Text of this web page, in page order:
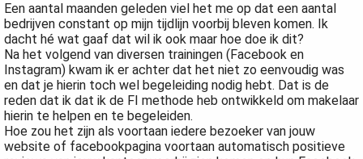
Een aantal maanden geleden viel het me op dat een aantal
bedrijven constant op mijn tijdlijn voorbij bleven komen. Ik
dacht hé wat gaaf dat wil ik ook maar hoe doe ik dit?
Na het volgend van diversen trainingen (Facebook en
Instagram) kwam ik er achter dat het niet zo eenvoudig was
en dat je hierin toch wel begeleiding nodig hebt. Dat is de
reden dat ik dat ik de FI methode heb ontwikkeld om makelaar
hierin te helpen en te begeleiden.
Hoe zou het zijn als voortaan iedere bezoeker van jouw
website of facebookpagina voortaan automatisch positieve